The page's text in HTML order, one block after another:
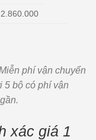
2.860.000
phí vận chuyển
5 bộ có phí vận
xác giá 1